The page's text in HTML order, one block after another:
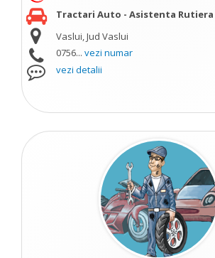
Tractari Auto - Asistenta Rutiera
Vaslui, Jud Vaslui
0756... vezi numar
vezi detalii